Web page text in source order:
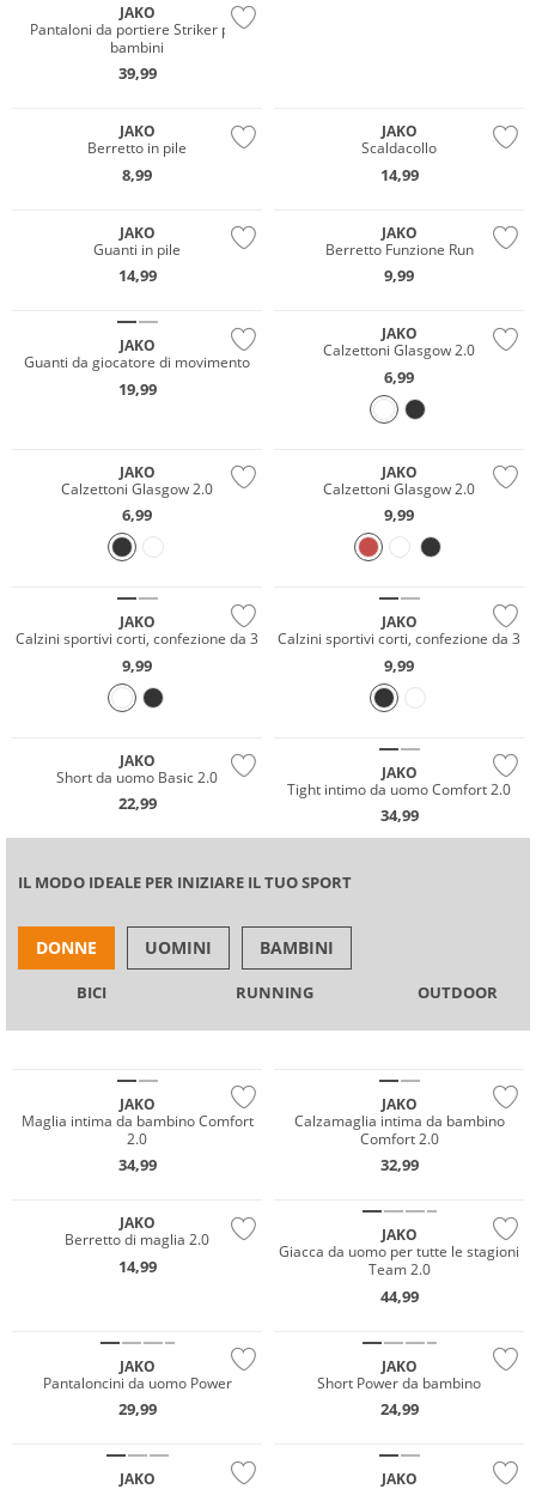
JAKO
Pantaloni da portiere Striker per
bambini
39,99
JAKO
Berretto in pile
8,99
JAKO
Scaldacollo
14,99
JAKO
Guanti in pile
14,99
JAKO
Berretto Funzione Run
9,99
JAKO
Guanti da giocatore di movimento
19,99
JAKO
Calzettoni Glasgow 2.0
6,99
JAKO
Calzettoni Glasgow 2.0
6,99
JAKO
Calzettoni Glasgow 2.0
9,99
JAKO
Calzini sportivi corti, confezione da 3
9,99
JAKO
Calzini sportivi corti, confezione da 3
9,99
JAKO
Short da uomo Basic 2.0
22,99
JAKO
Tight intimo da uomo Comfort 2.0
34,99
IL MODO IDEALE PER INIZIARE IL TUO SPORT
DONNE UOMINI BAMBINI
BICI RUNNING OUTDOOR
JAKO
Maglia intima da bambino Comfort
2.0
34,99
JAKO
Calzamaglia intima da bambino
Comfort 2.0
32,99
JAKO
Berretto di maglia 2.0
14,99
JAKO
Giacca da uomo per tutte le stagioni
Team 2.0
44,99
JAKO
Pantaloncini da uomo Power
29,99
JAKO
Short Power da bambino
24,99
JAKO
JAKO